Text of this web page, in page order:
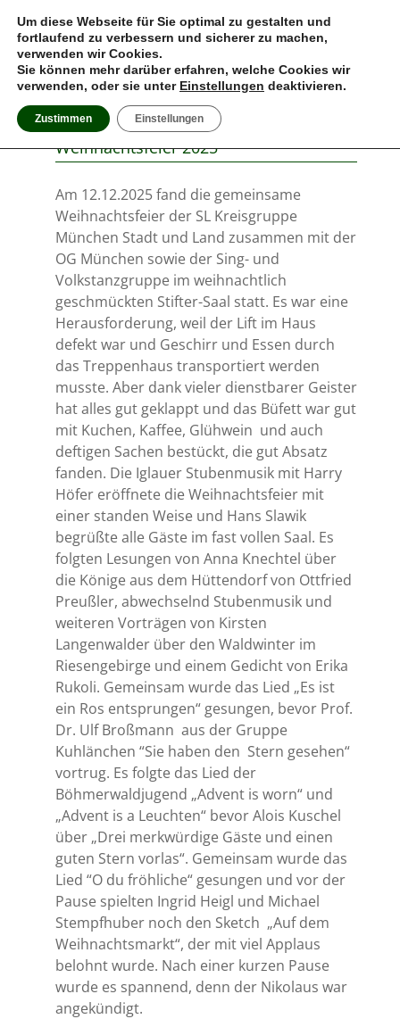
MENU
Böhmerwald Sing- und
Volkstanzgruppe München
Deutscher Böhmerwaldbund e.V., Ortsgruppe München
Weihnachtsfeier 2025
Am 12.12.2025 fand die gemeinsame
Weihnachtsfeier der SL Kreisgruppe
München Stadt und Land zusammen mit der
OG München sowie der Sing- und
Volkstanzgruppe im weihnachtlich
geschmückten Stifter-Saal statt. Es war eine
Herausforderung, weil der Lift im Haus
defekt war und Geschirr und Essen durch
das Treppenhaus transportiert werden
musste. Aber dank vieler dienstbarer Geister
hat alles gut geklappt und das Büfett war gut
mit Kuchen, Kaffee, Glühwein und auch
deftigen Sachen bestückt, die gut Absatz
fanden. Die Iglauer Stubenmusik mit Harry
Höfer eröffnete die Weihnachtsfeier mit
einer standen Weise und Hans Slawik
begrüßte alle Gäste im fast vollen Saal. Es
folgten Lesungen von Anna Knechtel über
die Könige aus dem Hüttendorf von Ottfried
Preußler, abwechselnd Stubenmusik und
weiteren Vorträgen von Kirsten
Langenwalder über den Waldwinter im
Riesengebirge und einem Gedicht von Erika
Rukoli. Gemeinsam wurde das Lied „Es ist
ein Ros entsprungen“ gesungen, bevor Prof.
Dr. Ulf Broßmann aus der Gruppe
Kuhlänchen “Sie haben den Stern gesehen“
vortrug. Es folgte das Lied der
Böhmerwaldjugend „Advent is worn“ und
„Advent is a Leuchten“ bevor Alois Kuschel
über „Drei merkwürdige Gäste und einen
guten Stern vorlas“. Gemeinsam wurde das
Lied “O du fröhliche“ gesungen und vor der
Pause spielten Ingrid Heigl und Michael
Stempfhuber noch den Sketch „Auf dem
Weihnachtsmarkt“, der mit viel Applaus
belohnt wurde. Nach einer kurzen Pause
wurde es spannend, denn der Nikolaus war
angekündigt.
Um diese Webseite für Sie optimal zu gestalten und
fortlaufend zu verbessern und sicherer zu machen,
verwenden wir Cookies.
Sie können mehr darüber erfahren, welche Cookies wir
verwenden, oder sie unter Einstellungen deaktivieren.
Zustimmen Einstellungen